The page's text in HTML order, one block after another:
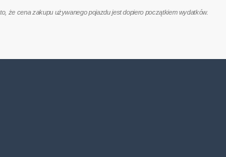
że cena zakupu używanego pojazdu jest dopiero początkiem wydatków.